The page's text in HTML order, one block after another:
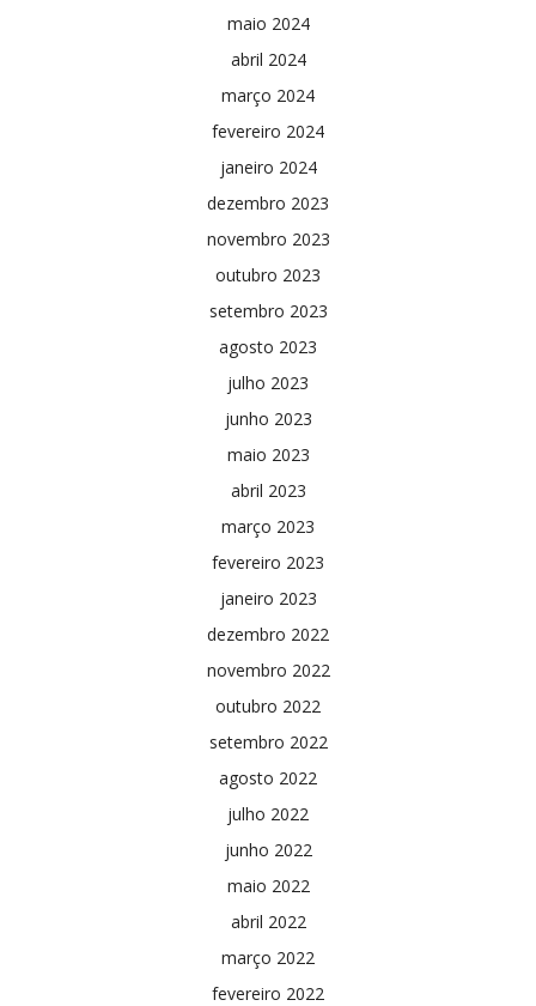
maio 2024
abril 2024
março 2024
fevereiro 2024
janeiro 2024
dezembro 2023
novembro 2023
outubro 2023
setembro 2023
agosto 2023
julho 2023
junho 2023
maio 2023
abril 2023
março 2023
fevereiro 2023
janeiro 2023
dezembro 2022
novembro 2022
outubro 2022
setembro 2022
agosto 2022
julho 2022
junho 2022
maio 2022
abril 2022
março 2022
fevereiro 2022